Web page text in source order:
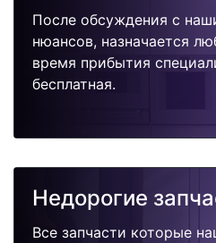
После обсуждения с
нюансов, назначается
время прибытия
бесплатная.
Недорогие
Все запчасти которые